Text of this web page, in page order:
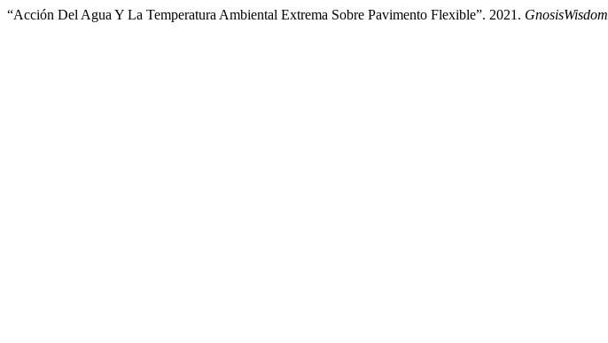
“Acción Del Agua Y La Temperatura Ambiental Extrema Sobre Pavimento Flexible”. 2021. GnosisWisdom